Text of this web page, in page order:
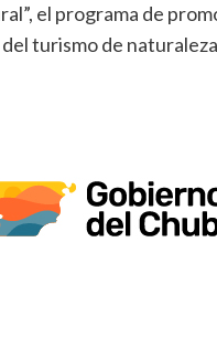
el programa de
turismo de